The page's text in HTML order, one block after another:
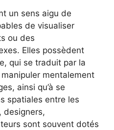
un sens aigu de
de visualiser
ou des
Elles possèdent
qui se traduit par la
mentalement
ainsi qu’à se
spatiales entre les
designers,
sont souvent dotés